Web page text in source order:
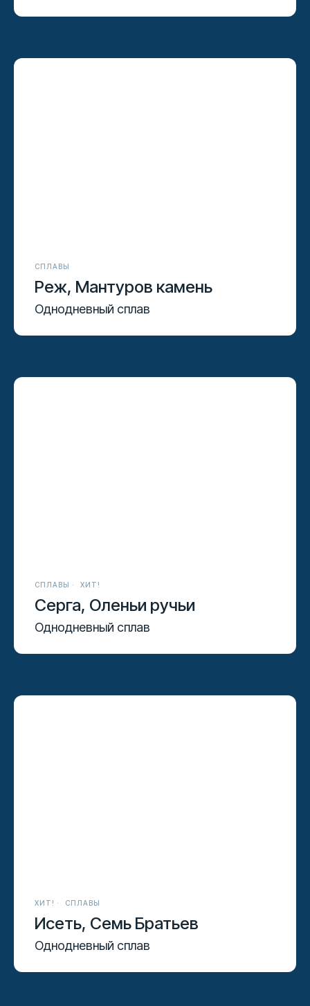
СПЛАВЫ
Реж, Мантуров камень
Однодневный сплав
СПЛАВЫ ХИТ!
Серга, Оленьи ручьи
Однодневный сплав
ХИТ! СПЛАВЫ
Исеть, Семь Братьев
Однодневный сплав